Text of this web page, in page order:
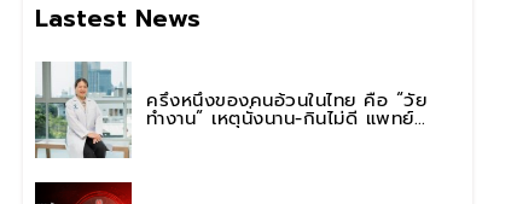
Lastest News
ครึ่งหนึ่งของคนอ้วนในไทย คือ “วัย
ทำงาน” เหตุนั่งนาน-กินไม่ดี แพทย์
รพ.วิมุต พหลโยธิน เตือน “อย่าดูแค่เลข